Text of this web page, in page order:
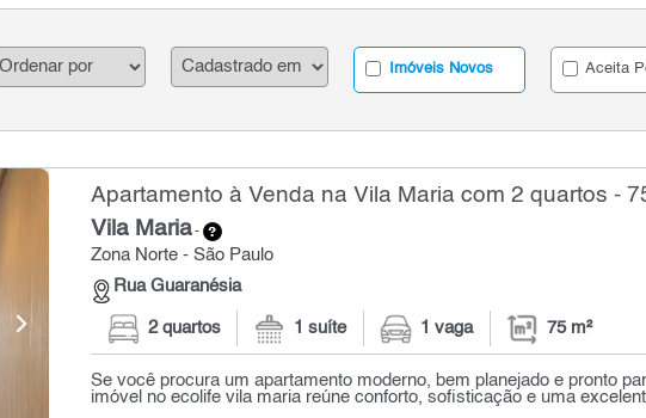
Imóveis Novos Aceita
Apartamento à Venda na Vila Maria com 2 quartos -
Vila Maria-
Zona Norte - São Paulo
Rua Guaranésia
2 quartos 1 suíte 1 vaga 75 m²
Se você procura um apartamento moderno, bem planejado e pronto
imóvel no ecolife vila maria reúne conforto, sofisticação e uma